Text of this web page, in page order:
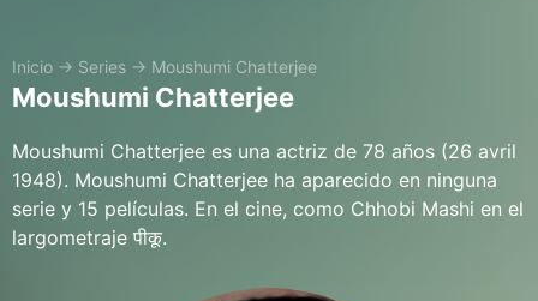
Inicio → Series → Moushumi Chatterjee
Moushumi Chatterjee
Moushumi Chatterjee es una actriz de 78 años (26 avril
1948). Moushumi Chatterjee ha aparecido en ninguna
serie y 15 películas. En el cine, como Chhobi Mashi en el
largometraje पीकू.